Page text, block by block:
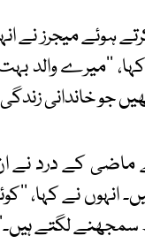
ہوئے میجرز نے
’’میرے والد
خاندانی زندگی
کے درد نے
انہوں نے کہا،
لگتے